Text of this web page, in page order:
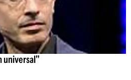
universal"